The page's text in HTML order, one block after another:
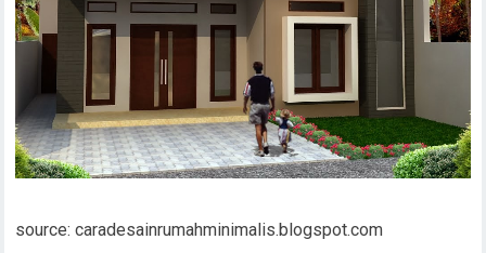
source: caradesainrumahminimalis.blogspot.com